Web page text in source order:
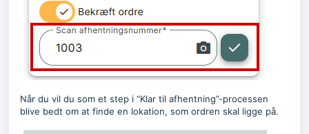
Når du vil du som et step i “Klar til afhentning”-processen
blive bedt om at finde en lokation, som ordren skal ligge på.